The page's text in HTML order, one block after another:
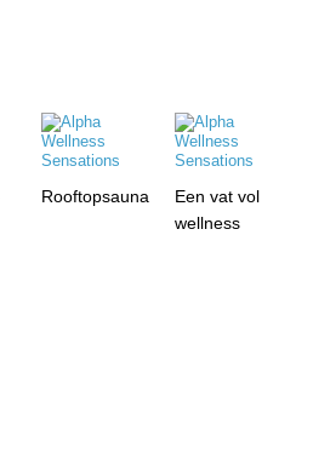
Rooftopsauna
Een vat vol
wellness